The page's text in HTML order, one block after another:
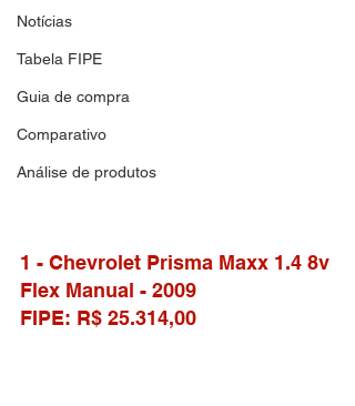
Notícias
Tabela FIPE
Guia de compra
Comparativo
Análise de produtos
1 - Chevrolet Prisma Maxx 1.4 8v
Flex Manual - 2009
FIPE: R$ 25.314,00